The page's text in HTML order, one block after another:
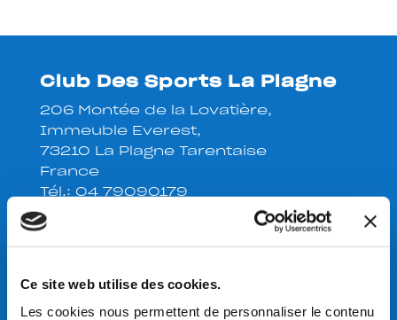
Ce site web utilise des cookies.
Les cookies nous permettent de personnaliser le contenu
Club Des Sports La Plagne
206 Montée de la Lovatière,
Immeuble Everest,
73210 La Plagne Tarentaise
France
Tél.: 04 79090179